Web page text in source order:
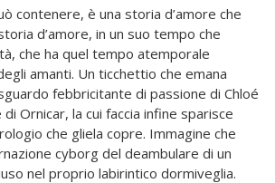
contenere, è una storia d’amore che
d’amore, in un suo tempo che
che ha quel tempo atemporale
amanti. Un ticchettio che emana
febbricitante di passione di Chloé
Ornicar, la cui faccia infine sparisce
che gliela copre. Immagine che
cyborg del deambulare di un
nel proprio labirintico dormiveglia.